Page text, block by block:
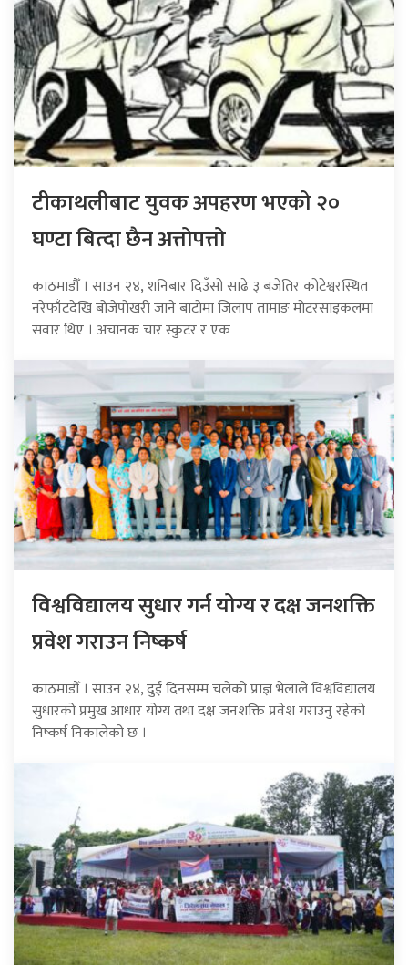
टीकाथलीबाट युवक अपहरण भएको २०
घण्टा बित्दा छैन अत्तोपत्तो
काठमाडौँ । साउन २४, शनिबार दिउँसो साढे ३ बजेतिर कोटेश्वरस्थित
नरेफाँटदेखि बोजेपोखरी जाने बाटोमा जिलाप तामाङ मोटरसाइकलमा
सवार थिए । अचानक चार स्कुटर र एक
विश्वविद्यालय सुधार गर्न योग्य र दक्ष जनशक्ति
प्रवेश गराउन निष्कर्ष
काठमाडौँ । साउन २४, दुई दिनसम्म चलेको प्राज्ञ भेलाले विश्वविद्यालय
सुधारको प्रमुख आधार योग्य तथा दक्ष जनशक्ति प्रवेश गराउनु रहेको
निष्कर्ष निकालेको छ ।